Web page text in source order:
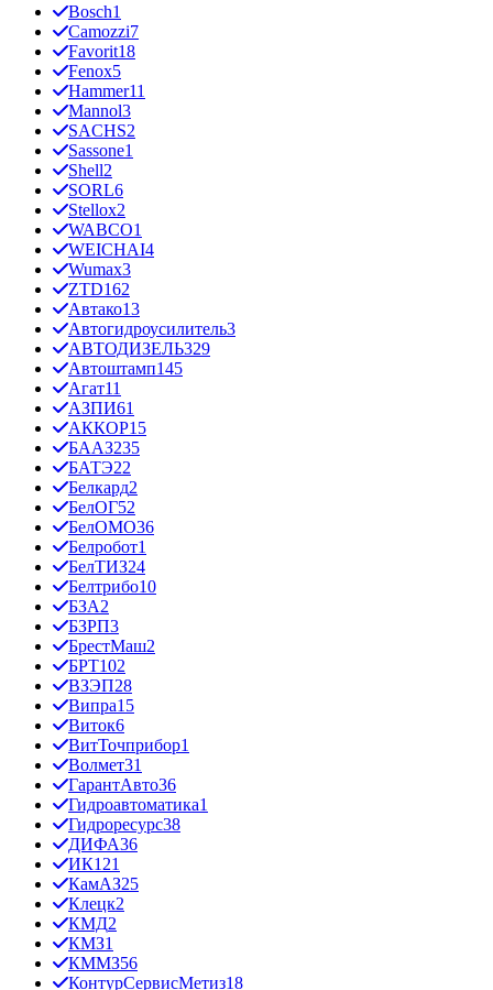
Bosch1
Camozzi7
Favorit18
Fenox5
Hammer11
Mannol3
SACHS2
Sassone1
Shell2
SORL6
Stellox2
WABCO1
WEICHAI4
Wumax3
ZTD162
Автако13
Автогидроусилитель3
АВТОДИЗЕЛЬ329
Автоштамп145
Агат11
АЗПИ61
АККОР15
БААЗ235
БАТЭ22
Белкард2
БелОГ52
БелОМО36
Белробот1
БелТИЗ24
Белтрибо10
БЗА2
БЗРП3
БрестМаш2
БРТ102
ВЗЭП28
Випра15
Виток6
ВитТочприбор1
Волмет31
ГарантАвто36
Гидроавтоматика1
Гидроресурс38
ДИФА36
ИК121
КамАЗ25
Клецк2
КМД2
КМЗ1
КММЗ56
КонтурСервисМетиз18